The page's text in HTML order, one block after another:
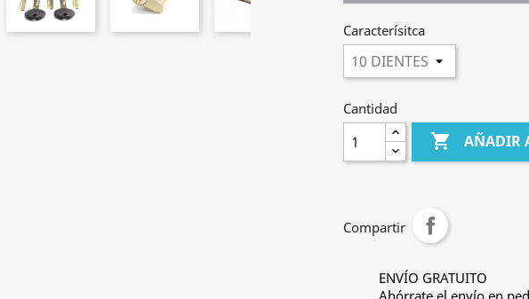
Caracterísitca
Cantidad
 AÑADIR
Compartir
ENVÍO GRATUITO
Ahórrate el envío en